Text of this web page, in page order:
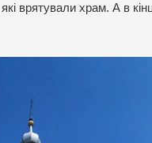
врятували храм. А в